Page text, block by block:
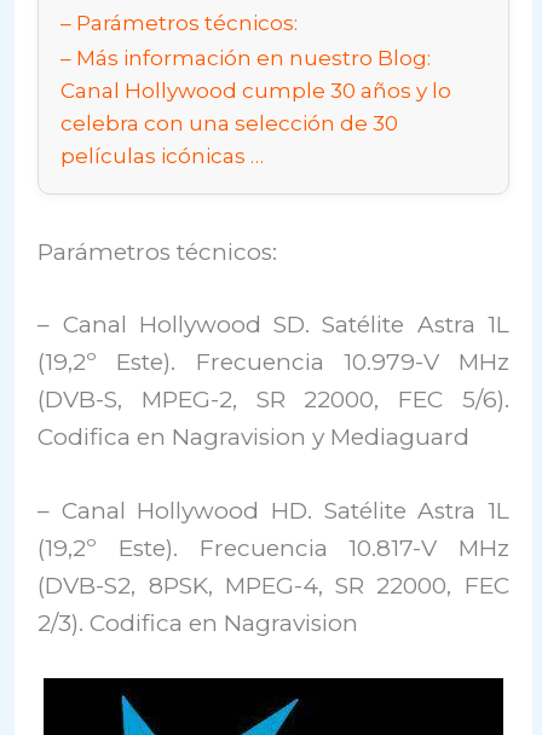
Parámetros técnicos:
Más información en nuestro Blog:
Canal Hollywood cumple 30 años y lo
celebra con una selección de 30
películas icónicas …
Parámetros técnicos:
– Canal Hollywood SD. Satélite Astra 1L
(19,2º Este). Frecuencia 10.979-V MHz
(DVB-S, MPEG-2, SR 22000, FEC 5/6).
Codifica en Nagravision y Mediaguard
– Canal Hollywood HD. Satélite Astra 1L
(19,2º Este). Frecuencia 10.817-V MHz
(DVB-S2, 8PSK, MPEG-4, SR 22000, FEC
2/3). Codifica en Nagravision